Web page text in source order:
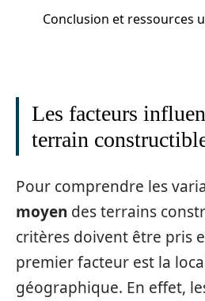
Conclusion et ressources
Les facteurs
terrain
Pour comprendre les
moyen des terrains
critères doivent être pris
premier facteur est la
géographique. En effet,